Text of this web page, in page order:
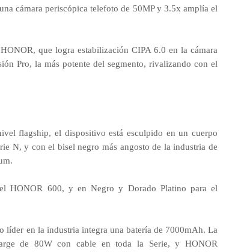
cámara periscópica telefoto de 50MP y 3.5x amplía el
que logra estabilización CIPA 6.0 en la cámara
Pro, la más potente del segmento, rivalizando con el
flagship, el dispositivo está esculpido en un cuerpo
N, y con el bisel negro más angosto de la industria de
HONOR 600, y en Negro y Dorado Platino para el
líder en la industria integra una batería de 7000mAh. La
de 80W con cable en toda la Serie, y HONOR